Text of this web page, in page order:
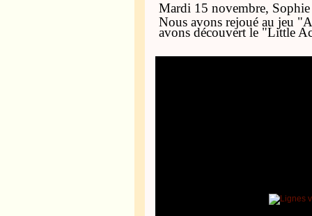
Mardi 15 novembre,
Nous avons rejoué au jeu
avons découvert le "Little